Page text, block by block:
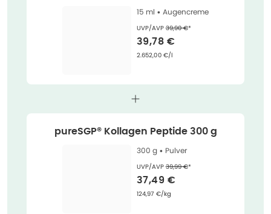
ml15 ml • Augencreme
UVP/AVPEhemaliger Preis (U V P)
39,90 €*
Verkaufspreis
39,78 €
Grundpreis:
2.652,00 €/l
pureSGP® Kollagen Peptide 300 g
300 g • Pulver
UVP/AVPEhemaliger Preis (U V P)
39,99 €*
Verkaufspreis
37,49 €
Grundpreis:
124,97 €/kg